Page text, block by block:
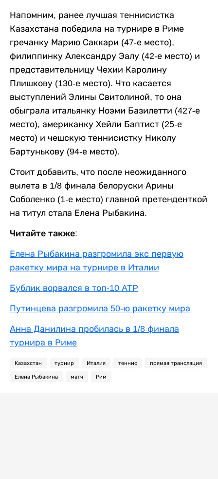
Напомним, ранее лучшая теннисистка
Казахстана победила на турнире в Риме
гречанку Марию Саккари (47-е место),
филиппинку Александру Эалу (42-е место) и
представительницу Чехии Каролину
Плишкову (130-е место). Что касается
выступлений Элины Свитолиной, то она
обыграла итальянку Ноэми Базилетти (427-е
место), американку Хейли Баптист (25-е
место) и чешскую теннисистку Николу
Бартунькову (94-е место).
Стоит добавить, что после неожиданного
вылета в 1/8 финала белоруски Арины
Соболенко (1-е место) главной претенденткой
на титул стала Елена Рыбакина.
Читайте также:
Елена Рыбакина разгромила экс первую
ракетку мира на турнире в Италии
Бублик ворвался в топ-10 ATP
Путинцева разгромила 50-ю ракетку мира
Анна Данилина пробилась в 1/8 финала
турнира в Риме
Казахстан турнир Италия теннис прямая трансляция
Елена Рыбакина матч Рим